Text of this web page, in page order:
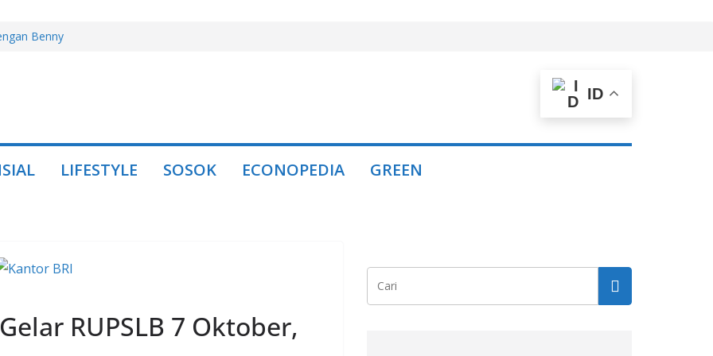
Benny
Borong Kembali
di BEI 2026
ID
LIFESTYLE SOSOK ECONOPEDIA GREEN
RUPSLB 7 Oktober,